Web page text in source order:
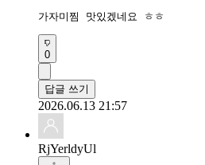
가자미찜 맛있겠네요 ㅎㅎ
0
답글 쓰기
2026.06.13 21:57
RjYerldyUl